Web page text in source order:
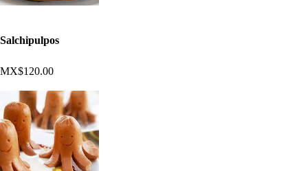
Salchipulpos
MX$120.00